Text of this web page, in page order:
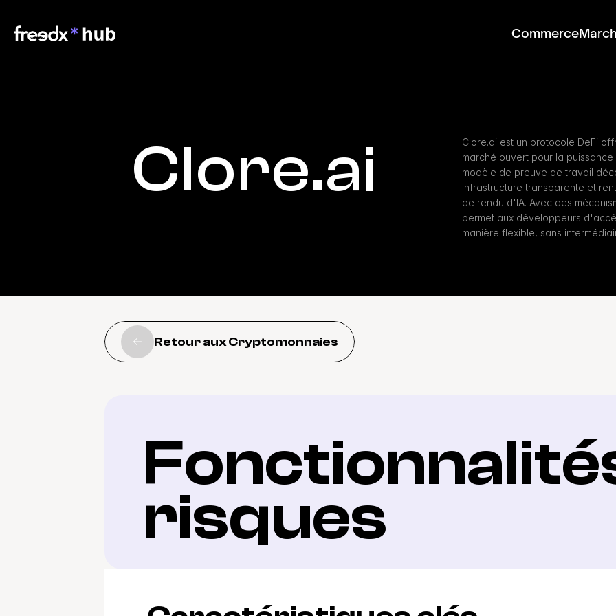
Commerce
Clore.ai
Clore.ai est un protocole DeFi
marché ouvert pour la puissance
modèle de preuve de travail
infrastructure transparente et
de rendu d'IA. Avec des
permet aux développeurs
manière flexible, sans
Retour aux Cryptomonnaies
risques